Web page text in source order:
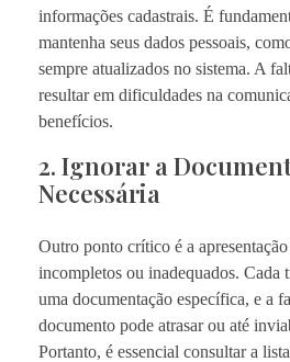
informações cadastrais. É
mantenha seus dados pessoais,
sempre atualizados no sistema. A
resultar em dificuldades na
benefícios.
2. Ignorar a
Necessária
Outro ponto crítico é a
incompletos ou inadequados. Cada
uma documentação específica, e a
documento pode atrasar ou até
Portanto, é essencial consultar a